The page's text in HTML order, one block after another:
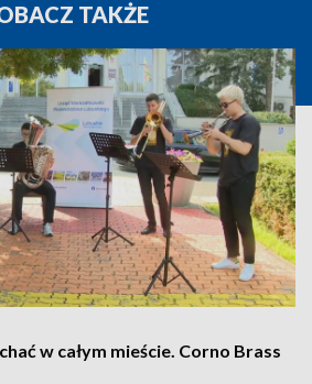
TAKŻE
w całym mieście. Corno Brass